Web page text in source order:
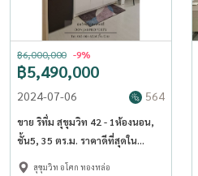
฿5,490,000
฿6,000,000 -9%
2024-07-06 564
ขาย ริทึ่ม สุขุมวิท 42 - 1ห้องนอน,
ชั้น5, 35 ตร.ม. ราคาดีที่สุดใน
โครงการ ขายพร้อมผู้เช่า
สุขุมวิท อโศก ทองหล่อ